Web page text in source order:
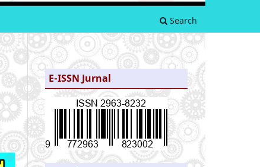
Search
E-ISSN Jurnal